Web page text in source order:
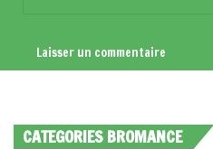
CATEGORIES BROMANCE